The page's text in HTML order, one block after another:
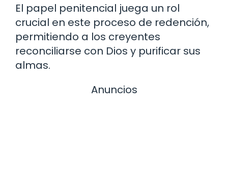
El papel penitencial juega un rol
crucial en este proceso de redención,
permitiendo a los creyentes
reconciliarse con Dios y purificar sus
almas.
Anuncios